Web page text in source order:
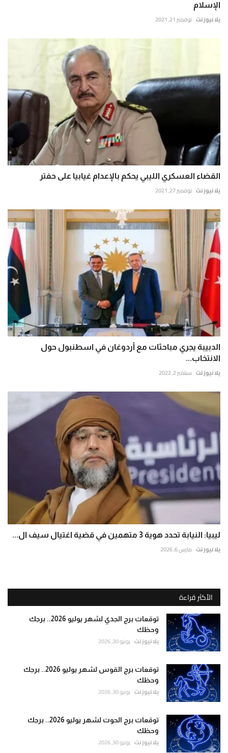
الإسلام
يلا نيوز نت نوفمبر 21, 2021
القضاء العسكري الليبي يحكم بالإعدام غيابيا على حفتر
يلا نيوز نت نوفمبر 27, 2021
الدبيبة يجري مباحثات مع أردوغان في اسطنبول حول
الانتخاب...
يلا نيوز نت سبتمبر 2, 2022
ليبيا: النيابة تحدد هوية 3 متهمين في قضية اغتيال سيف ال...
يلا نيوز نت مارس 6, 2026
الأكثر قراءة
توقعات برج الجدي لشهر يوليو 2026.. برجك
وحظك
يلا نيوز نت يونيو 30, 2026
توقعات برج القوس لشهر يوليو 2026.. برجك
وحظك
يلا نيوز نت يونيو 30, 2026
توقعات برج الحوت لشهر يوليو 2026.. برجك
وحظك
يلا نيوز نت يونيو 30, 2026